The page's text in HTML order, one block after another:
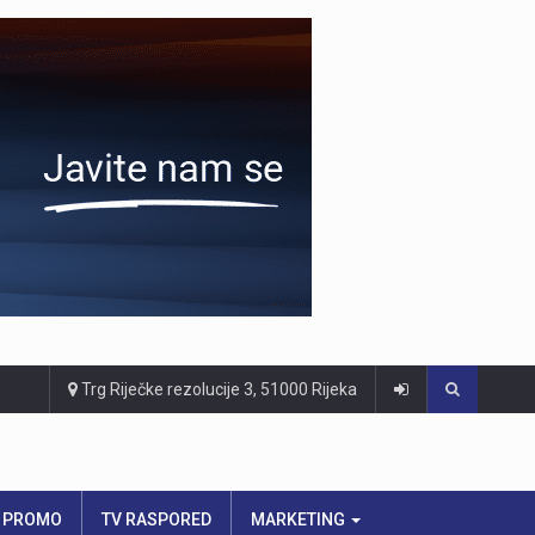
Trg Riječke rezolucije 3, 51000 Rijeka
PROMO TV RASPORED MARKETING